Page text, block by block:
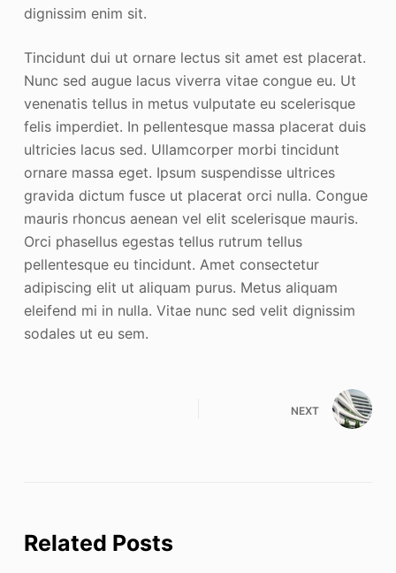
dignissim enim sit.
Tincidunt dui ut ornare lectus sit amet est placerat.
Nunc sed augue lacus viverra vitae congue eu. Ut
venenatis tellus in metus vulputate eu scelerisque
felis imperdiet. In pellentesque massa placerat duis
ultricies lacus sed. Ullamcorper morbi tincidunt
ornare massa eget. Ipsum suspendisse ultrices
gravida dictum fusce ut placerat orci nulla. Congue
mauris rhoncus aenean vel elit scelerisque mauris.
Orci phasellus egestas tellus rutrum tellus
pellentesque eu tincidunt. Amet consectetur
adipiscing elit ut aliquam purus. Metus aliquam
eleifend mi in nulla. Vitae nunc sed velit dignissim
sodales ut eu sem.
NEXT
Related Posts